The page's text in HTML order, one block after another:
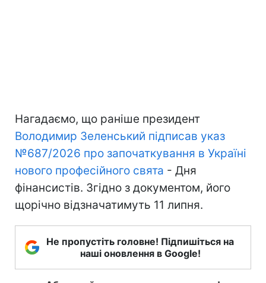
Нагадаємо, що раніше президент
Володимир Зеленський підписав указ
№687/2026 про започаткування в Україні
нового професійного свята - Дня
фінансистів. Згідно з документом, його
щорічно відзначатимуть 11 липня.
Не пропустіть головне! Підпишіться на
наші оновлення в Google!